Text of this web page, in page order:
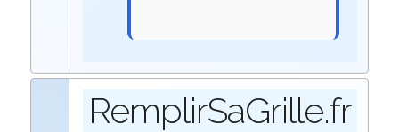
RemplirSaGrille.fr